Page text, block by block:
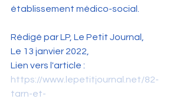
établissement médico-social.
Rédigé par LP, Le Petit Journal,
Le 13 janvier 2022,
Lien vers l'article :
https://www.lepetitjournal.net/82-
tarn-et-